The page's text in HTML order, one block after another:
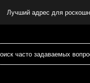
Лучший адрес для